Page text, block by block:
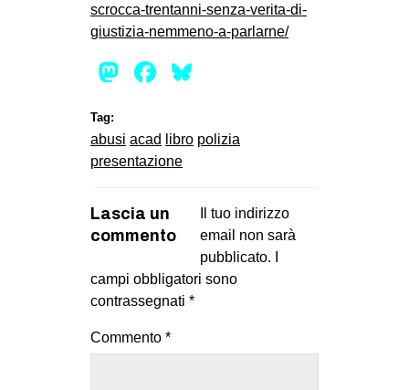
scrocca-trentanni-senza-verita-di-
giustizia-nemmeno-a-parlarne/
Mastodon
Facebook
Tag:
abusi acad libro polizia
presentazione
Lascia un
commento
Il tuo indirizzo
email non sarà
pubblicato.
campi obbligatori sono
contrassegnati *
Commento *